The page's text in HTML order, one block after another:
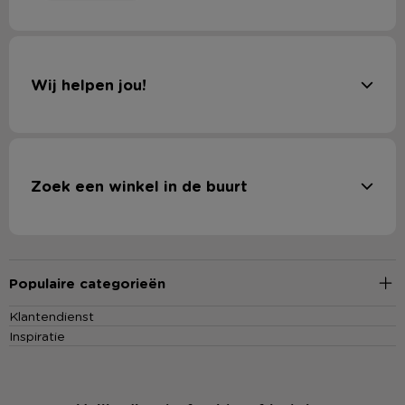
Wij helpen jou!
Zoek een winkel in de buurt
Populaire categorieën
Klantendienst
Inspiratie